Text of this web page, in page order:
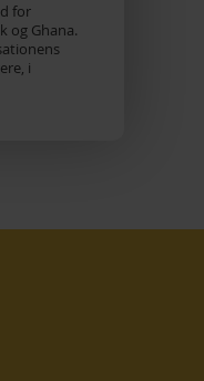
for
og Ghana.
i